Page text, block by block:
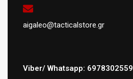
aigaleo@tacticalstore.gr
Viber/ Whatsapp: 6978302559